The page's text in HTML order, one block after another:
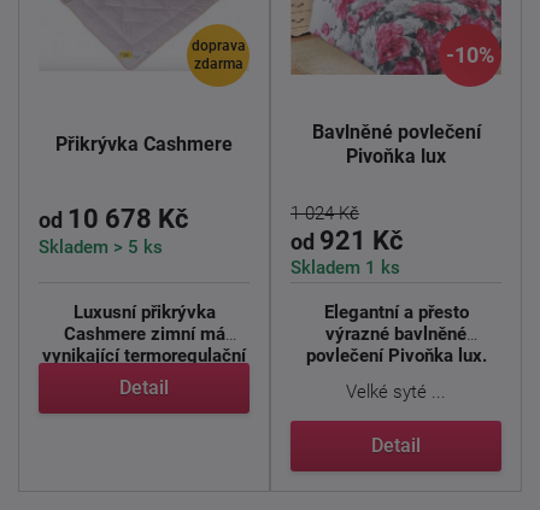
doprava
zdarma
Přikrývka Cashmere
od 10 678 Kč
Skladem > 5 ks
Luxusní přikrývka
Cashmere zimní má
vynikající termoregulační
...
Detail
-10%
Bavlněné povlečení
Pivoňka lux
1 024 Kč
od 921 Kč
Skladem 1 ks
Elegantní a přesto
výrazné bavlněné
povlečení Pivoňka lux.
Velké syté ...
Detail